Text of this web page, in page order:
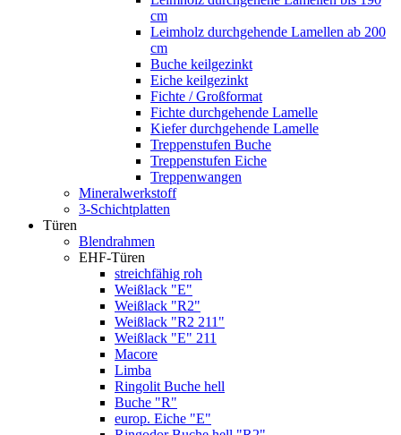
cm
Leimholz durchgehende Lamellen ab 200
cm
Buche keilgezinkt
Eiche keilgezinkt
Fichte / Großformat
Fichte durchgehende Lamelle
Kiefer durchgehende Lamelle
Treppenstufen Buche
Treppenstufen Eiche
Treppenwangen
Mineralwerkstoff
3-Schichtplatten
Türen
Blendrahmen
EHF-Türen
streichfähig roh
Weißlack "E"
Weißlack "R2"
Weißlack "R2 211"
Weißlack "E" 211
Macore
Limba
Ringolit Buche hell
Buche "R"
europ. Eiche "E"